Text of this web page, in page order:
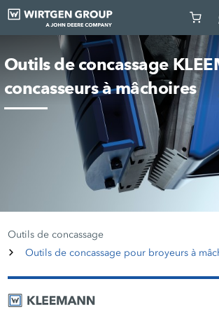
Outils de concassage
concasseurs à mâchoires
Outils de concassage
Outils de concassage pour broyeurs à